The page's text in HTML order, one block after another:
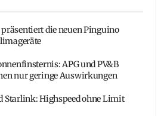
präsentiert die neuen Pinguino
APG und PV&B
nur geringe Auswirkungen
Starlink: Highspeed ohne Limit